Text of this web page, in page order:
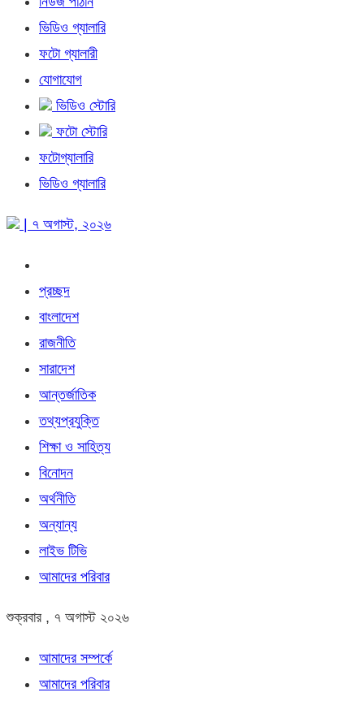
ভিডিও গ্যালারি
ফটো গ্যালারী
যোগাযোগ
ভিডিও স্টোরি
ফটো স্টোরি
ফটোগ্যালারি
ভিডিও গ্যালারি
| ৭ অগাস্ট, ২০২৬
প্রচ্ছদ
বাংলাদেশ
রাজনীতি
সারাদেশ
আন্তর্জাতিক
তথ্যপ্রযুক্তি
শিক্ষা ও সাহিত্য
বিনোদন
অর্থনীতি
অন্যান্য
লাইভ টিভি
আমাদের পরিবার
শুক্রবার , ৭ অগাস্ট ২০২৬
আমাদের সম্পর্কে
আমাদের পরিবার